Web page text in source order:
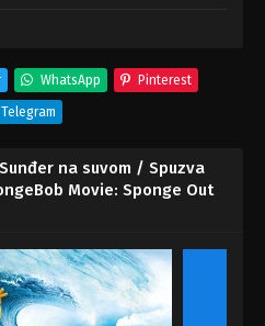
WhatsApp Pinterest
Telegram
na suvom / Spuzva
Movie: Sponge Out